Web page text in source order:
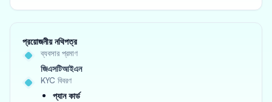
প্রয়োজনীয় নথিপত্র
ব্যবসার প্রমাণ
জিএসটিআইএন
KYC বিবরণ
প্যান কার্ড